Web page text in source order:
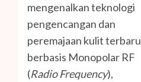
mengenalkan teknologi
pengencangan dan
peremajaan kulit terbaru
berbasis Monopolar RF
(Radio Frequency),